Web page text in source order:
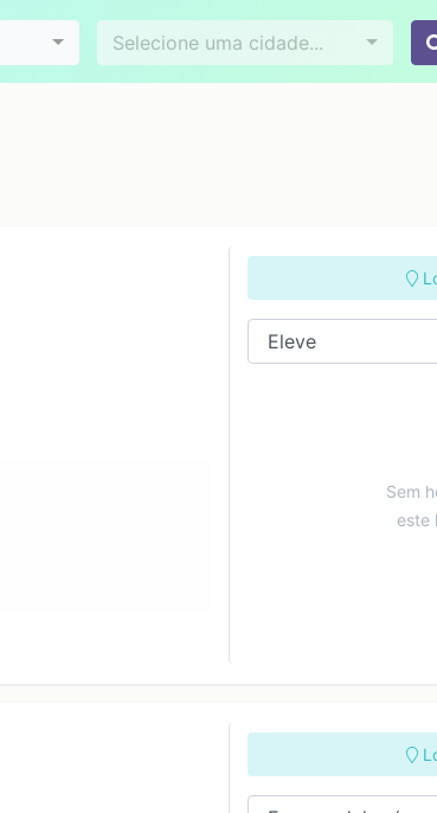
Selecione uma cidade...
Videoconferência
Sem
este